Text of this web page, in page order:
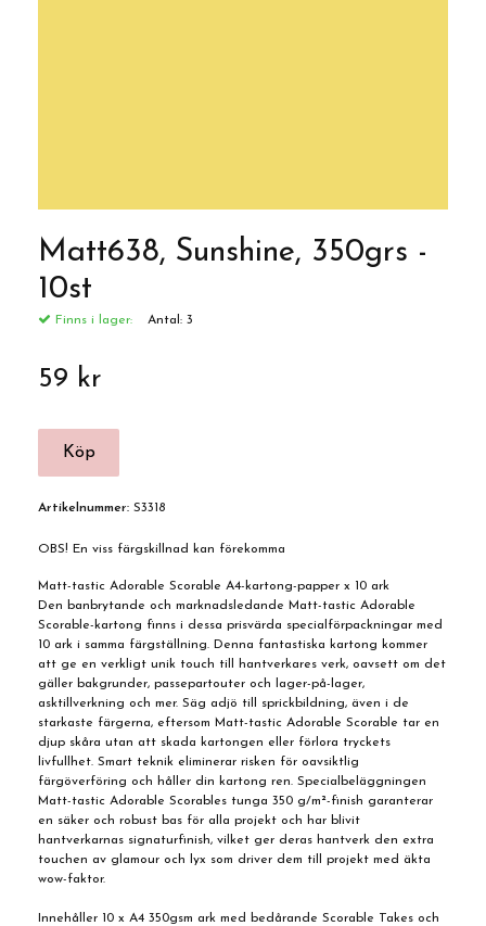
Matt638, Sunshine, 350grs -
10st
Finns i lager: Antal: 3
59 kr
Artikelnummer: S3318
OBS! En viss färgskillnad kan förekomma
Matt-tastic Adorable Scorable A4-kartong-papper x 10 ark
Den banbrytande och marknadsledande Matt-tastic Adorable
Scorable-kartong finns i dessa prisvärda specialförpackningar med
10 ark i samma färgställning. Denna fantastiska kartong kommer
att ge en verkligt unik touch till hantverkares verk, oavsett om det
gäller bakgrunder, passepartouter och lager-på-lager,
asktillverkning och mer. Säg adjö till sprickbildning, även i de
starkaste färgerna, eftersom Matt-tastic Adorable Scorable tar en
djup skåra utan att skada kartongen eller förlora tryckets
livfullhet. Smart teknik eliminerar risken för oavsiktlig
färgöverföring och håller din kartong ren. Specialbeläggningen
Matt-tastic Adorable Scorables tunga 350 g/m²-finish garanterar
en säker och robust bas för alla projekt och har blivit
hantverkarnas signaturfinish, vilket ger deras hantverk den extra
touchen av glamour och lyx som driver dem till projekt med äkta
wow-faktor.
Innehåller 10 x A4 350gsm ark med bedårande Scorable Takes och